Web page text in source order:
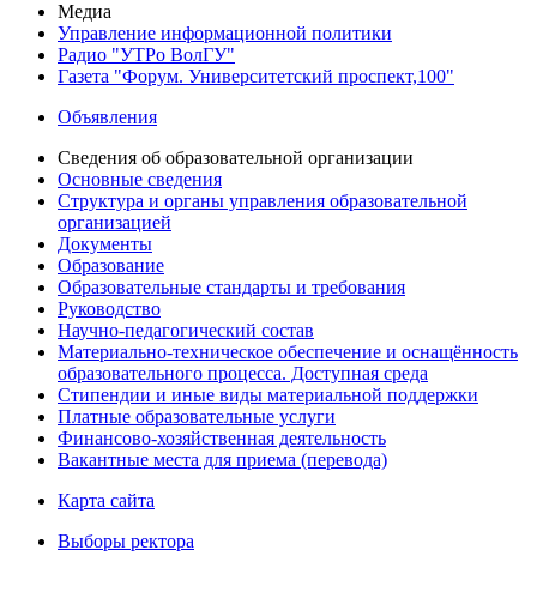
Медиа
Управление информационной политики
Радио "УТРо ВолГУ"
Газета "Форум. Университетский проспект,100"
Объявления
Сведения об образовательной организации
Основные сведения
Структура и органы управления образовательной
организацией
Документы
Образование
Образовательные стандарты и требования
Руководство
Научно-педагогический состав
Материально-техническое обеспечение и оснащённость
образовательного процесса. Доступная среда
Стипендии и иные виды материальной поддержки
Платные образовательные услуги
Финансово-хозяйственная деятельность
Вакантные места для приема (перевода)
Карта сайта
Выборы ректора